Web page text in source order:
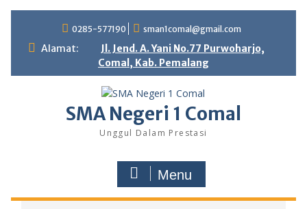
0285-577190 sman1comal@gmail.com
Alamat:
Jl. Jend. A. Yani No.77 Purwoharjo,
Comal, Kab. Pemalang
SMA Negeri 1 Comal
Unggul Dalam Prestasi
Menu